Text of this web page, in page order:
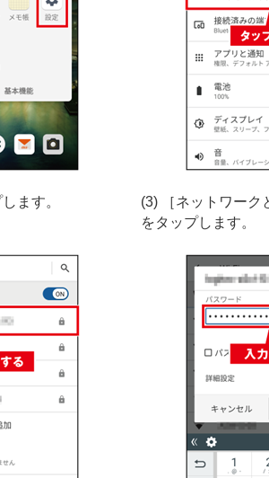
ます。
(3) ［ネットワーク
をタップします。